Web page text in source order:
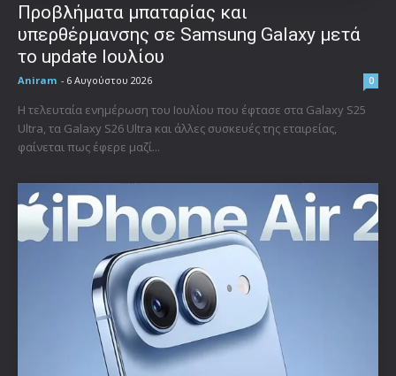
Προβλήματα μπαταρίας και
υπερθέρμανσης σε Samsung Galaxy μετά
το update Ιουλίου
Aniram - 6 Αυγούστου 2026 0
Η τελευταία ενημέρωση του Ιουλίου που έφτασε στα Galaxy S25
Ultra, τα Galaxy S26 Ultra και άλλες συσκευές της εταιρείας,
φαίνεται πως έφερε μαζί...